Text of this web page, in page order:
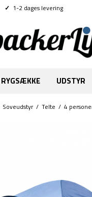
✓ 1-2 dages levering
RYGSÆKKE UDSTYR
Soveudstyr/ Telte / 4